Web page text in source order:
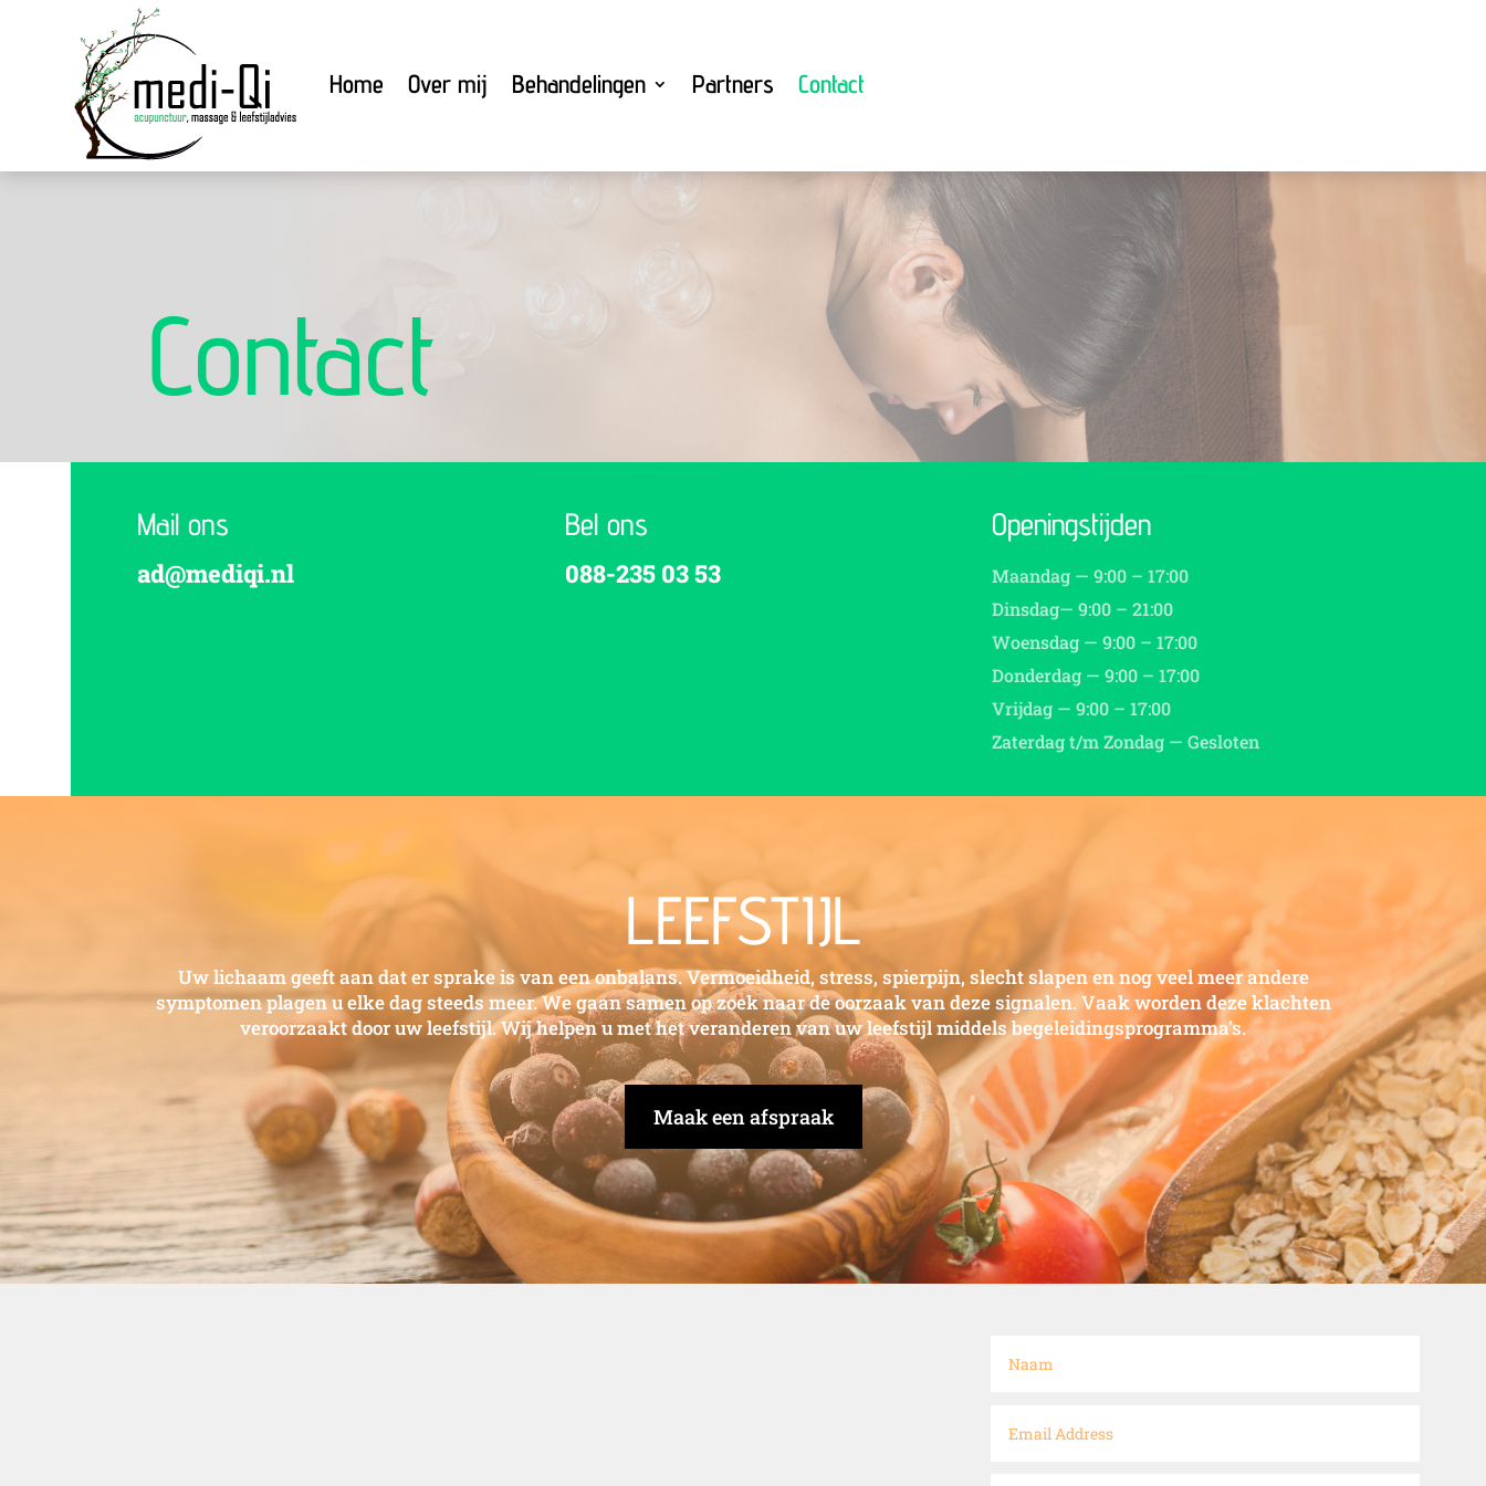
Home Over mij Behandelingen Partners Contact
Contact
Mail ons
ad@mediqi.nl
Bel ons
088-235 03 53
Openingstijden
Maandag — 9:00 – 17:00
Dinsdag— 9:00 – 21:00
Woensdag — 9:00 – 17:00
Donderdag — 9:00 – 17:00
Vrijdag — 9:00 – 17:00
Zaterdag t/m Zondag — Gesloten
LEEFSTIJL
Uw lichaam geeft aan dat er sprake is van een onbalans. Vermoeidheid, stress, spierpijn, slecht slapen en nog veel meer andere
symptomen plagen u elke dag steeds meer. We gaan samen op zoek naar de oorzaak van deze signalen. Vaak worden deze klachten
veroorzaakt door uw leefstijl. Wij helpen u met het veranderen van uw leefstijl middels begeleidingsprogramma's.
Maak een afspraak